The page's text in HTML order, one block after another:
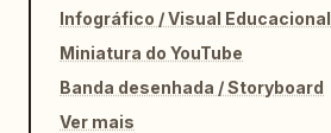
Infográfico / Visual Educacional
Miniatura do YouTube
Banda desenhada / Storyboard
Ver mais